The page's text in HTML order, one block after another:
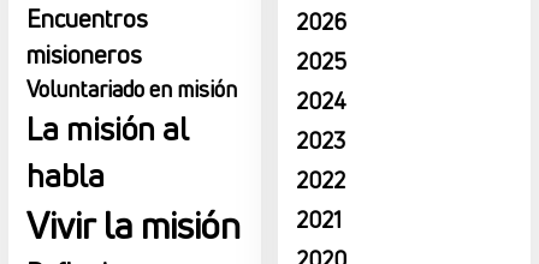
Encuentros
misioneros
Voluntariado en misión
La misión al
habla
Vivir la misión
2026
2025
2024
2023
2022
2021